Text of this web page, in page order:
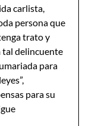
carlista,
persona que
trato y
tal delincuente
para
para su